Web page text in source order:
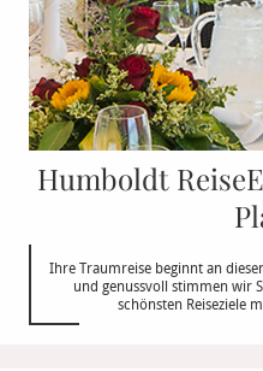
Humboldt
Ihre Traumreise beginnt an
und genussvoll stimmen wir
schönsten Reiseziele